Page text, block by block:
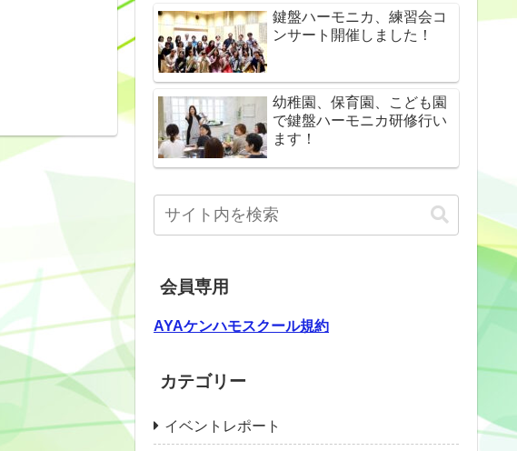
鍵盤ハーモニカ、練習会コ
ンサート開催しました！
幼稚園、保育園、こども園
で鍵盤ハーモニカ研修行い
ます！
会員専用
AYAケンハモスクール規約
カテゴリー
イベントレポート